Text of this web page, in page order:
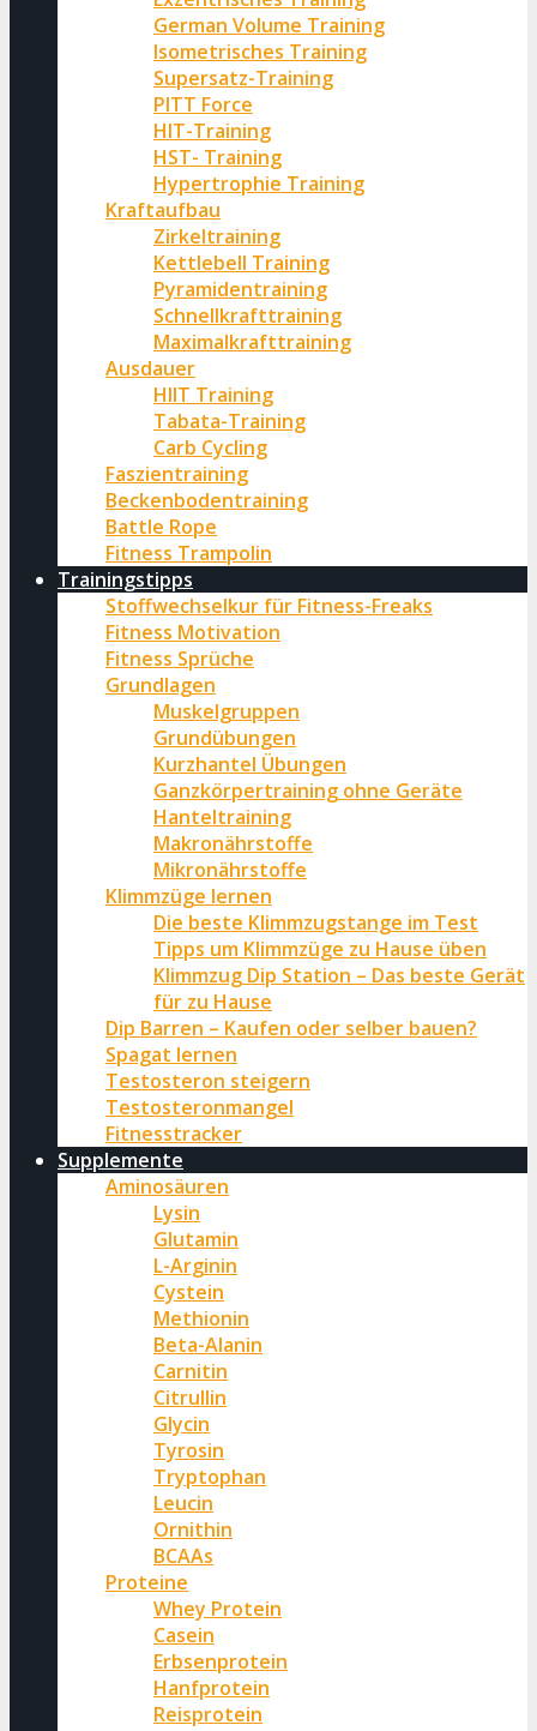
German Volume Training
Isometrisches Training
Supersatz-Training
PITT Force
HIT-Training
HST- Training
Hypertrophie Training
Kraftaufbau
Zirkeltraining
Kettlebell Training
Pyramidentraining
Schnellkrafttraining
Maximalkrafttraining
Ausdauer
HIIT Training
Tabata-Training
Carb Cycling
Faszientraining
Beckenbodentraining
Battle Rope
Fitness Trampolin
Trainingstipps
Stoffwechselkur für Fitness-Freaks
Fitness Motivation
Fitness Sprüche
Grundlagen
Muskelgruppen
Grundübungen
Kurzhantel Übungen
Ganzkörpertraining ohne Geräte
Hanteltraining
Makronährstoffe
Mikronährstoffe
Klimmzüge lernen
Die beste Klimmzugstange im Test
Tipps um Klimmzüge zu Hause üben
Klimmzug Dip Station – Das beste Gerät
für zu Hause
Dip Barren – Kaufen oder selber bauen?
Spagat lernen
Testosteron steigern
Testosteronmangel
Fitnesstracker
Supplemente
Aminosäuren
Lysin
Glutamin
L-Arginin
Cystein
Methionin
Beta-Alanin
Carnitin
Citrullin
Glycin
Tyrosin
Tryptophan
Leucin
Ornithin
BCAAs
Proteine
Whey Protein
Casein
Erbsenprotein
Hanfprotein
Reisprotein